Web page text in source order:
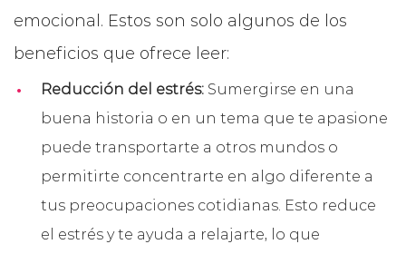
emocional. Estos son solo algunos de los
beneficios que ofrece leer:
Reducción del estrés: Sumergirse en una
buena historia o en un tema que te apasione
puede transportarte a otros mundos o
permitirte concentrarte en algo diferente a
tus preocupaciones cotidianas. Esto reduce
el estrés y te ayuda a relajarte, lo que